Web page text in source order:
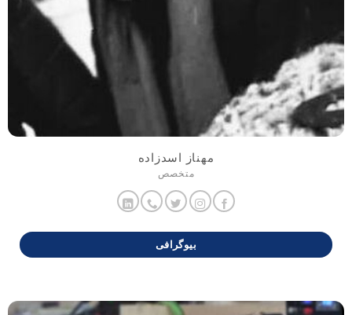
مهناز اسدزاده
متخصص
بیوگرافی